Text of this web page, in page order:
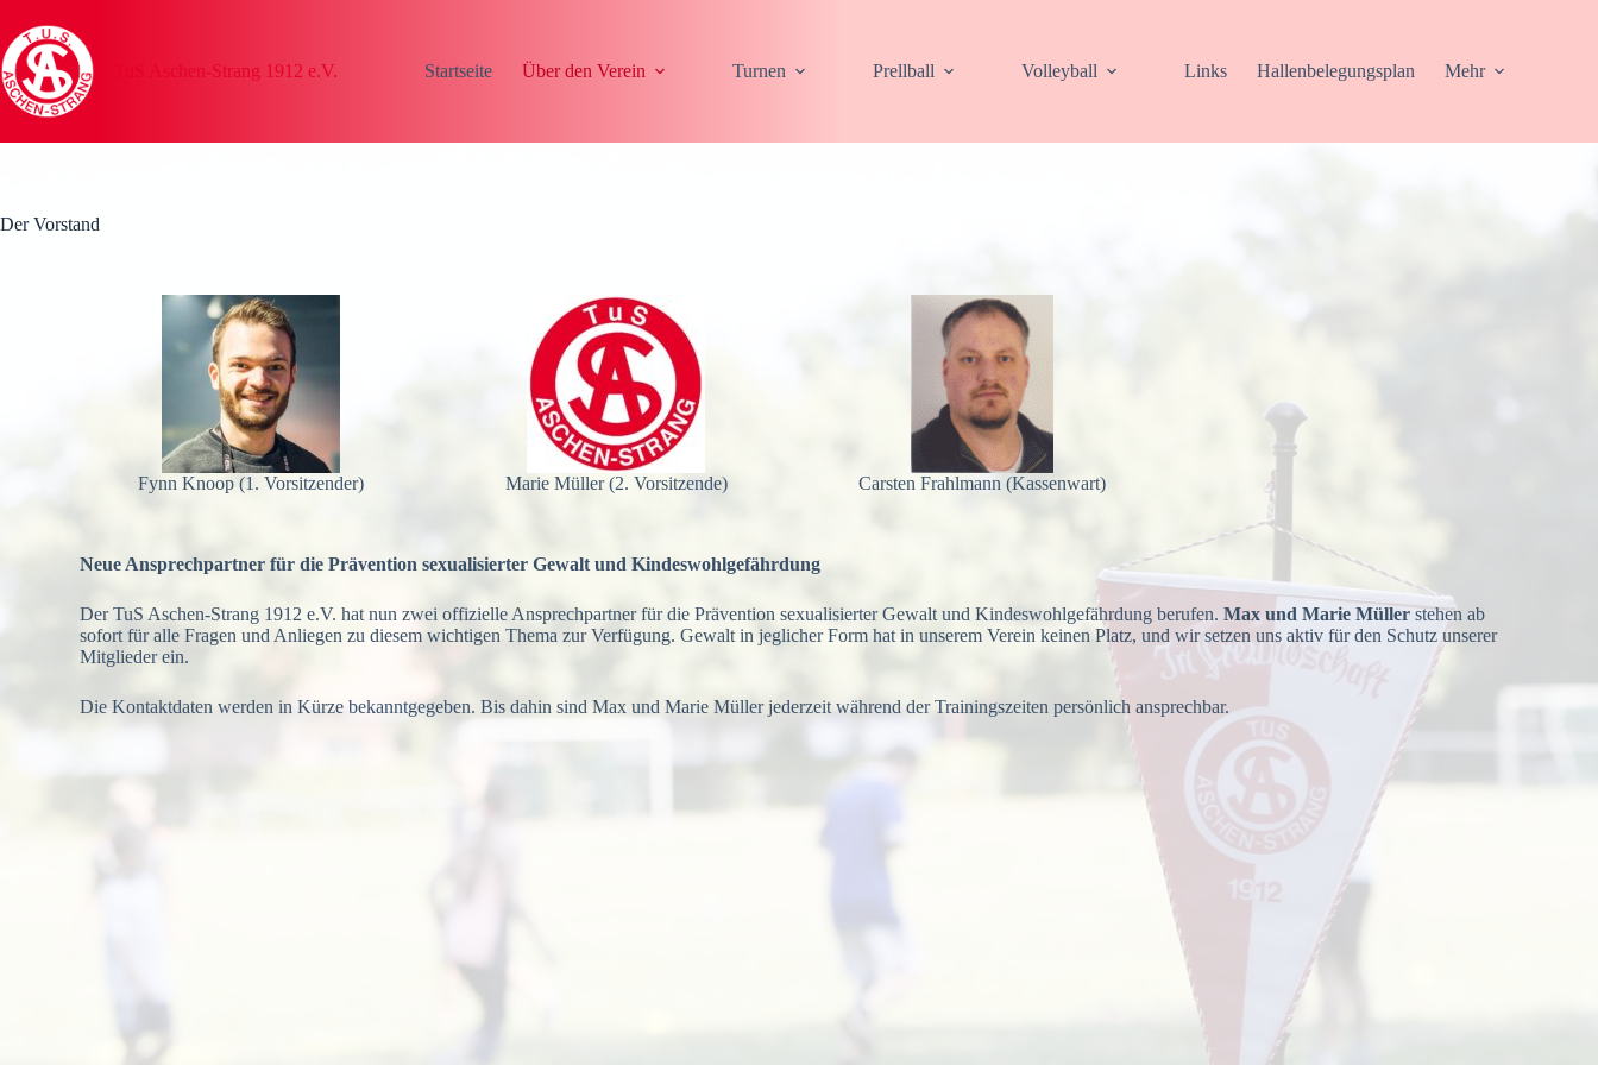
TuS Aschen-Strang 1912 e.V. Startseite Über den Verein Turnen Prellball Volleyball Links Hallenbelegungsplan Mehr
Der Vorstand
Fynn Knoop (1. Vorsitzender) Marie Müller (2. Vorsitzende) Carsten Frahlmann (Kassenwart)
Neue Ansprechpartner für die Prävention sexualisierter Gewalt und Kindeswohlgefährdung
Der TuS Aschen-Strang 1912 e.V. hat nun zwei offizielle Ansprechpartner für die Prävention sexualisierter Gewalt und Kindeswohlgefährdung berufen.Max und Marie Müller stehen ab
sofort für alle Fragen und Anliegen zu diesem wichtigen Thema zur Verfügung. Gewalt in jeglicher Form hat in unserem Verein keinen Platz, und wir setzen uns aktiv für den Schutz unserer
Mitglieder ein.
Die Kontaktdaten werden in Kürze bekanntgegeben. Bis dahin sind Max und Marie Müller jederzeit während der Trainingszeiten persönlich ansprechbar.